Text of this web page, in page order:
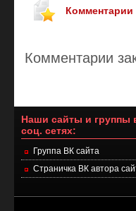
Комментарии
Комментарии
Наши сайты и группы
соц. сетях:
Группа ВК сайта
Страничка ВК автора